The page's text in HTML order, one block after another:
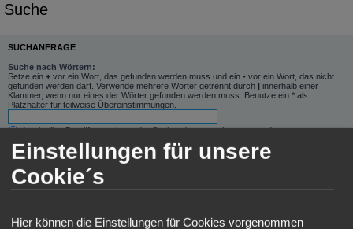
Suche
SUCHANFRAGE
Suche nach Wörtern:
Setze ein + vor ein Wort, das gefunden werden muss und ein - vor ein Wort, das nicht
gefunden werden darf. Verwende mehrere Wörter getrennt durch | innerhalb einer
Klammer, wenn nur eines der Wörter gefunden werden muss. Benutze ein * als
Platzhalter für teilweise Übereinstimmungen.
Nach allen Begriffen suchen oder Suche wie angegeben verwenden
Nach einem Begriff suchen
Benutze ein * als Platzhalter für teilweise Übereinstimmungen.
SUCHOPTIONEN
Einstellungen für unsere
Cookie´s
Hier können die Einstellungen für Cookies vorgenommen